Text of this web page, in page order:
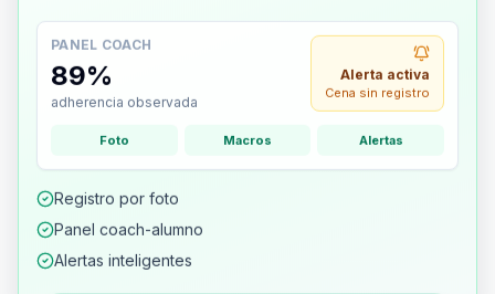
PANEL COACH
89%
adherencia observada
Alerta activa
Cena sin registro
Foto Macros Alertas
Registro por foto
Panel coach-alumno
Alertas inteligentes